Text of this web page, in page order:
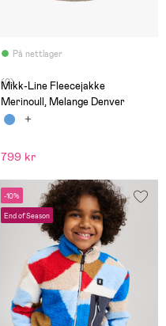
På nettlager
(0)
Mikk-Line Fleecejakke
Merinoull, Melange Denver
799 kr
-10%
End of Season